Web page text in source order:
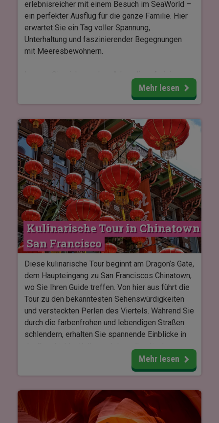
erlebnisreicher mit einem Besuch im SeaWorld –
ein perfekter Ausflug für die ganze Familie. Hier
erwartet Sie ein Tag voller Spannung,
Unterhaltung und faszinierender Begegnungen
mit Meeresbewohnern.
der beliebtesten Achterbahnen des Parks
mitreißen, wie MAKO, Orlandos höchste,
Sie den Nervenkitzel auf Infinity Falls mit seinem
beeindruckenden Fall.
SeaWorld bietet gleichzeitig lehrreiche und
bewegende Tiererlebnisse, bei denen Sie den
Tieren nahe kommen und Einblicke in die
Rettungsarbeit bei SeaWorld Rescue Manatee
Rehabilitation erhalten können. Freuen Sie sich
auch auf die großartige Orca Encounter-Show, bei
der die Stärke und Eleganz der Schwertwale
wirklich zur Geltung kommt.
Das Eintrittsticket gewährt Zugang zu einem Tag
im Park an einem beliebigen Öffnungstag – und
ist eine hervorragende Gelegenheit, Entspannung
mit unvergesslichen Erlebnissen während Ihres
Urlaubs in Orlando zu kombinieren.
Mehr lesen
Kulinarische Tour in Chinatown
San Francisco
Diese kulinarische Tour beginnt am Dragon’s Gate,
dem Haupteingang zu San Franciscos Chinatown,
wo Sie Ihren Guide treffen. Von hier aus führt die
Tour zu den bekanntesten Sehenswürdigkeiten
und versteckten Perlen des Viertels. Während Sie
durch die farbenfrohen und lebendigen Straßen
schlendern, erhalten Sie spannende Einblicke in
Atmosphäre des heutigen Chinatowns.
Sie passieren die belebten Märkte der Stockton
sowie die charakteristischen Gebäude im
Pagodenstil. Darüber hinaus gewinnen Sie bei
einem Besuch der Old Saint Mary’s Cathedral ein
Mehr lesen